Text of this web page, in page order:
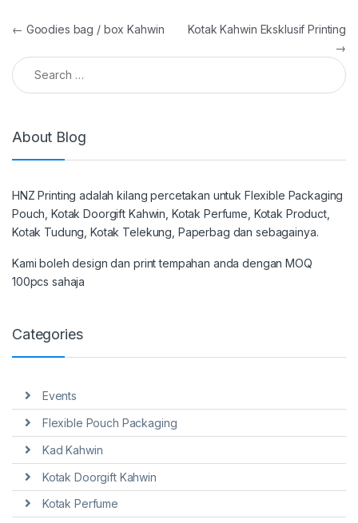
Post navigation
← Goodies bag / box Kahwin
Kotak Kahwin Eksklusif Printing
→
Search for:
About Blog
HNZ Printing adalah kilang percetakan untuk Flexible Packaging
Pouch, Kotak Doorgift Kahwin, Kotak Perfume, Kotak Product,
Kotak Tudung, Kotak Telekung, Paperbag dan sebagainya.
Kami boleh design dan print tempahan anda dengan MOQ
100pcs sahaja
Categories
Events
Flexible Pouch Packaging
Kad Kahwin
Kotak Doorgift Kahwin
Kotak Perfume